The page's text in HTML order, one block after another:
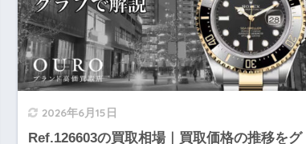
2026年6月15日
Ref.126603の買取相場｜買取価格の推移をグ